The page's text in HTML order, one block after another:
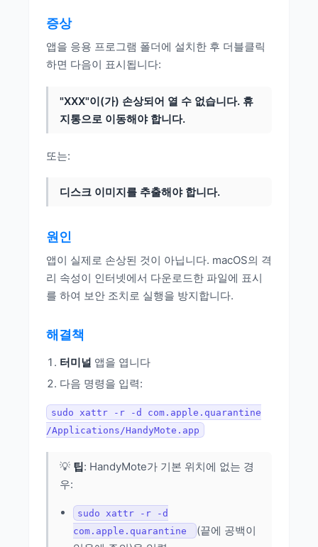
증상
앱을 응용 프로그램 폴더에 설치한 후 더블클릭
하면 다음이 표시됩니다:
"XXX"이(가) 손상되어 열 수 없습니다. 휴
지통으로 이동해야 합니다.
또는:
디스크 이미지를 추출해야 합니다.
원인
앱이 실제로 손상된 것이 아닙니다. macOS의 격
리 속성이 인터넷에서 다운로드한 파일에 표시
를 하여 보안 조치로 실행을 방지합니다.
해결책
터미널 앱을 엽니다
다음 명령을 입력:
sudo xattr -r -d com.apple.quarantine
/Applications/HandyMote.app
💡 팁: HandyMote가 기본 위치에 없는 경
우:
sudo xattr -r -d
com.apple.quarantine
(끝에 공백이